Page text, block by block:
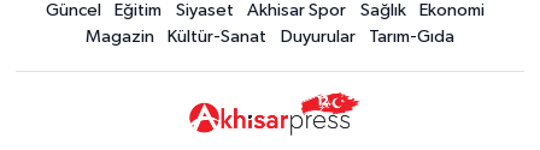
15:02Akhisar'da sıcak hava etkisini
sürdürüyor! İşte 5 günlük hava
Güncel
14:53
Güncel Eğitim Siyaset Akhisar Spor Sağlık
Ekonomi
Magazin
Kültür-Sanat Duyurular Tarım-Gıda